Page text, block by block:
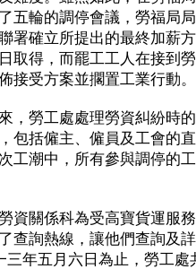
五輪的調停會議，勞福局
署確立所提出的最終加薪
取得，而罷工工人在接到
接受方案並擱置工業行動。
來，勞工處處理勞資糾紛時
包括僱主、僱員及工會的
工潮中，所有參與調停的
勞資關係科為受高寶貨運服
查詢熱線，讓他們查詢及
三年五月六日為止，勞工處